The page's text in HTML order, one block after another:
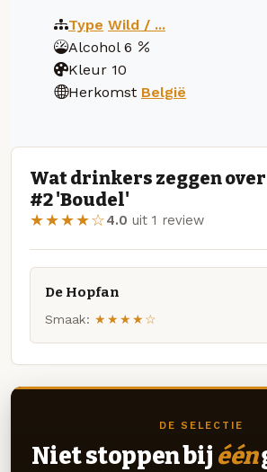
Type Wild / ...
Alcohol 6
Kleur 10
Herkomst België
Wat drinkers zeggen
#2 'Boudel'
★★★★☆4.0 uit 1 review
De Hopfan
Smaak: ★★★★☆
DE SELECTIE
Niet stoppen bij één